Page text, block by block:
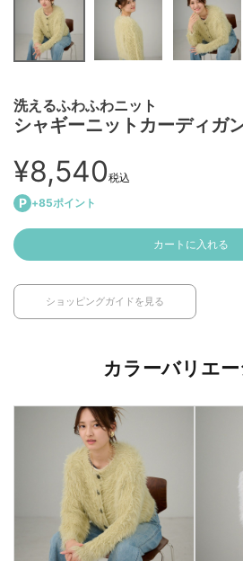
洗えるふわふわニット
シャギーニットカーディガ
¥8,540税込
+85ポイント
カートに入れる
ショッピングガイドを見る
カラーバリエ